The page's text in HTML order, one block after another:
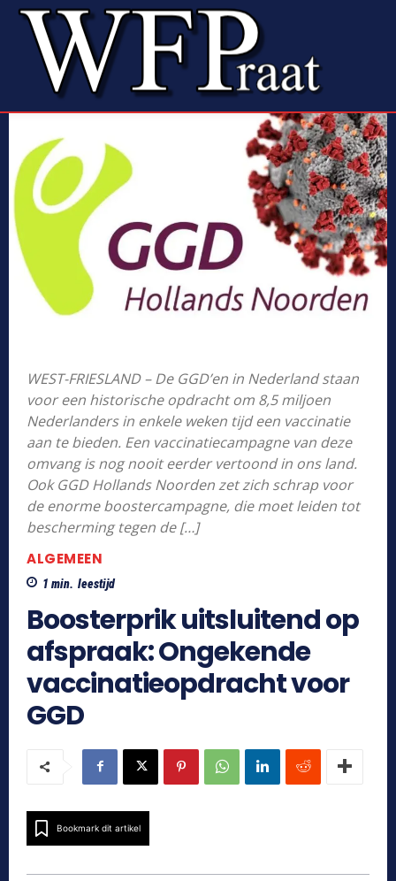
WEST-FRIESLAND – De GGD’en in Nederland staan
voor een historische opdracht om 8,5 miljoen
Nederlanders in enkele weken tijd een vaccinatie
aan te bieden. Een vaccinatiecampagne van deze
omvang is nog nooit eerder vertoond in ons land.
Ook GGD Hollands Noorden zet zich schrap voor
de enorme boostercampagne, die moet leiden tot
bescherming tegen de […]
ALGEMEEN
1 min. leestijd
Boosterprik uitsluitend op
afspraak: Ongekende
vaccinatieopdracht voor
GGD
Bookmark dit artikel